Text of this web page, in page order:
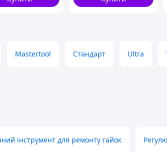
Mastertool Стандарт Ultra
інструмент для ремонту гайок